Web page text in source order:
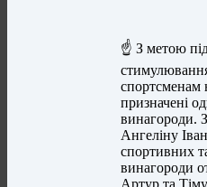
☝️ З метою
спортсменам
призначені
винагороди.
Ангеліну
спортивних
винагороди